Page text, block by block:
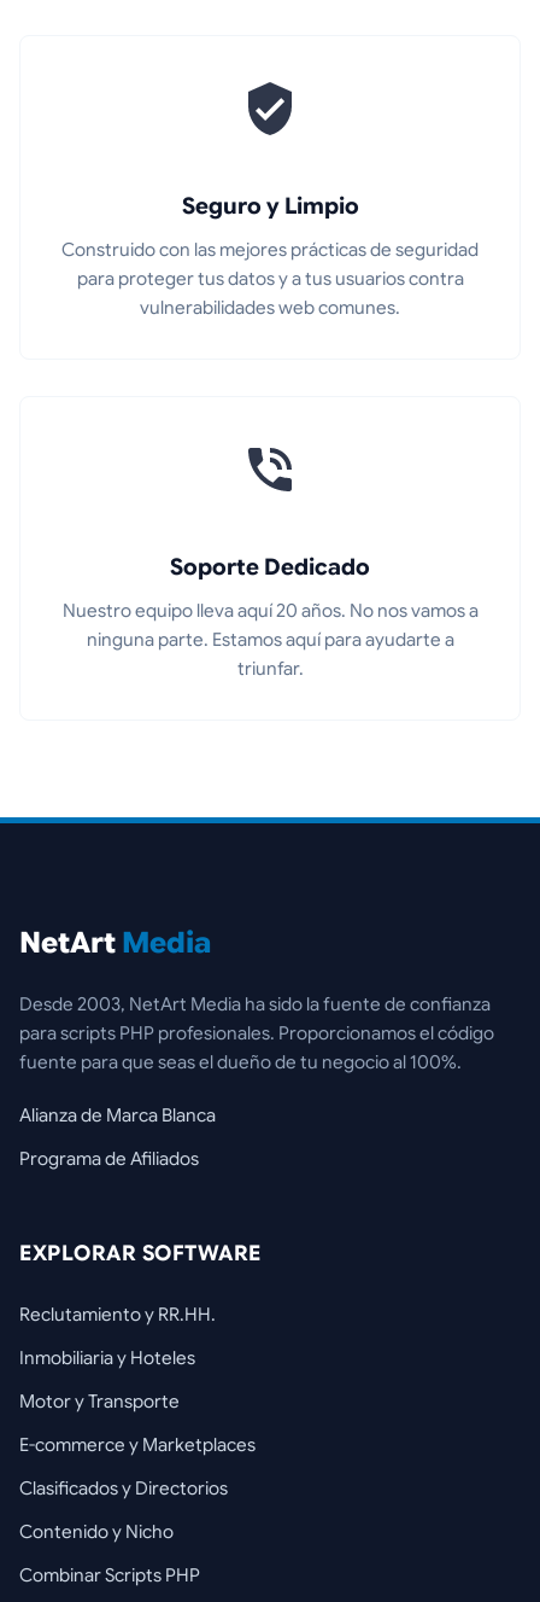
Seguro y Limpio
Construido con las mejores prácticas de seguridad
para proteger tus datos y a tus usuarios contra
vulnerabilidades web comunes.
Soporte Dedicado
Nuestro equipo lleva aquí 20 años. No nos vamos a
ninguna parte. Estamos aquí para ayudarte a
triunfar.
NetArt Media
Desde 2003, NetArt Media ha sido la fuente de confianza
para scripts PHP profesionales. Proporcionamos el código
fuente para que seas el dueño de tu negocio al 100%.
Alianza de Marca Blanca
Programa de Afiliados
EXPLORAR SOFTWARE
Reclutamiento y RR.HH.
Inmobiliaria y Hoteles
Motor y Transporte
E-commerce y Marketplaces
Clasificados y Directorios
Contenido y Nicho
Combinar Scripts PHP